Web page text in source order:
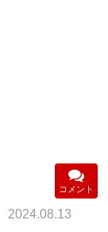
コメント
2024.08.13